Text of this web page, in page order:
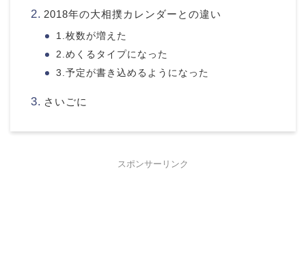
2018年の大相撲カレンダーとの違い
1.枚数が増えた
2.めくるタイプになった
3.予定が書き込めるようになった
さいごに
スポンサーリンク